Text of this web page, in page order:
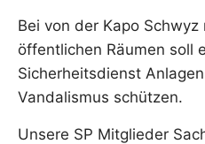
Bei von der Kapo
öffentlichen Räumen soll
Sicherheitsdienst
Vandalismus schützen.
Unsere SP Mitglieder